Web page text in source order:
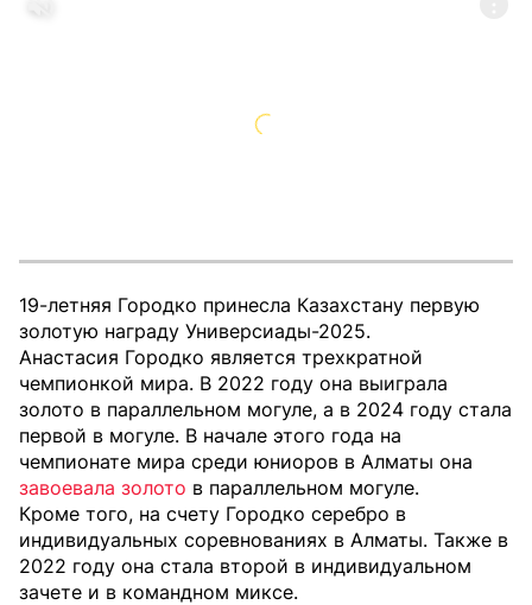
19-летняя Городко принесла Казахстану первую
золотую награду Универсиады-2025.
Анастасия Городко является трехкратной
чемпионкой мира. В 2022 году она выиграла
золото в параллельном могуле, а в 2024 году стала
первой в могуле. В начале этого года на
чемпионате мира среди юниоров в Алматы она
завоевала золото в параллельном могуле.
Кроме того, на счету Городко серебро в
индивидуальных соревнованиях в Алматы. Также в
2022 году она стала второй в индивидуальном
зачете и в командном миксе.